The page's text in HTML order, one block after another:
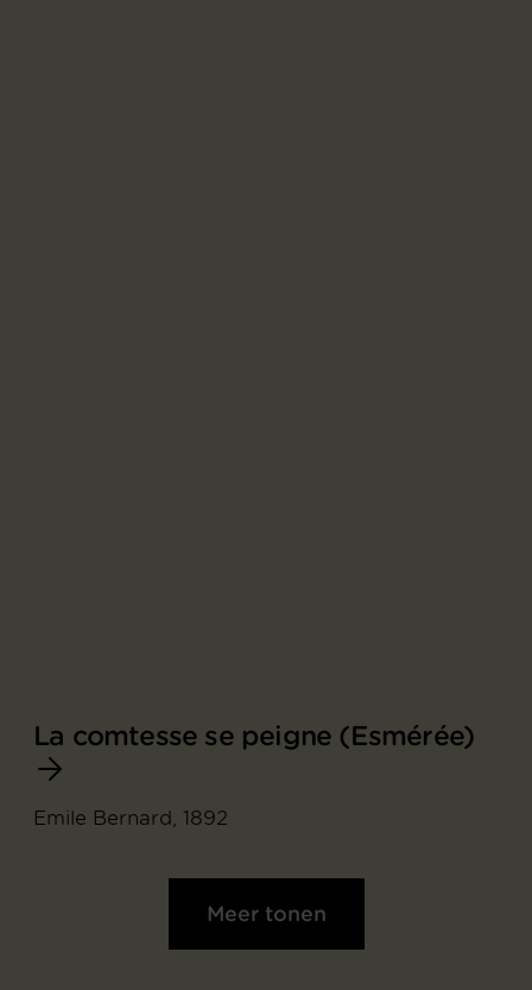
La comtesse se peigne (Esmérée)
Emile Bernard, 1892
Meer tonen